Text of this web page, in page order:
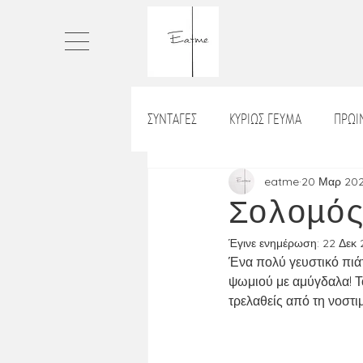
ΣΥΝΤΑΓΕΣ ΚΥΡΙΩΣ ΓΕΥΜΑ
ΤΑΡΤΕΣ ΨΩΜΙ
ΡΥΖΙ_ΡΙΖΟΤΟ ΒΡΑΔΙΝΟ
ΝΗΣΤΙΣΙΜΑ ΣΝΑΚ
eatme 20 Μαρ
Έγινε ενημέρωση: 22 Δεκ
Ένα πολύ γευστικό
ψωμιού με αμύγδαλα!
τρελαθείς από τη